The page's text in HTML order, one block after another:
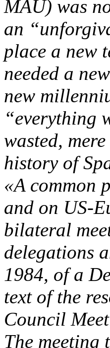
MAU) was
an
place a new
needed a
new
“everything
wasted,
history of
«A common
and on US-
bilateral
delegations
1984, of a
text of the
Council
The meeting